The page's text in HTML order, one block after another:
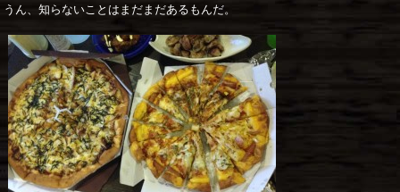
うん、知らないことはまだまだあるもんだ。